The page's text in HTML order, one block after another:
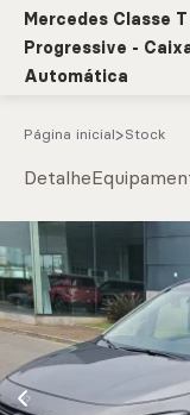
Mercedes Classe
Progressive -
Automática
Página inicial Stock
Detalhe
e.g. Mercedes-Benz; BMW; Ford
Stock